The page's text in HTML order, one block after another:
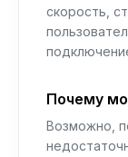
скорость,
Почему
Возможно,